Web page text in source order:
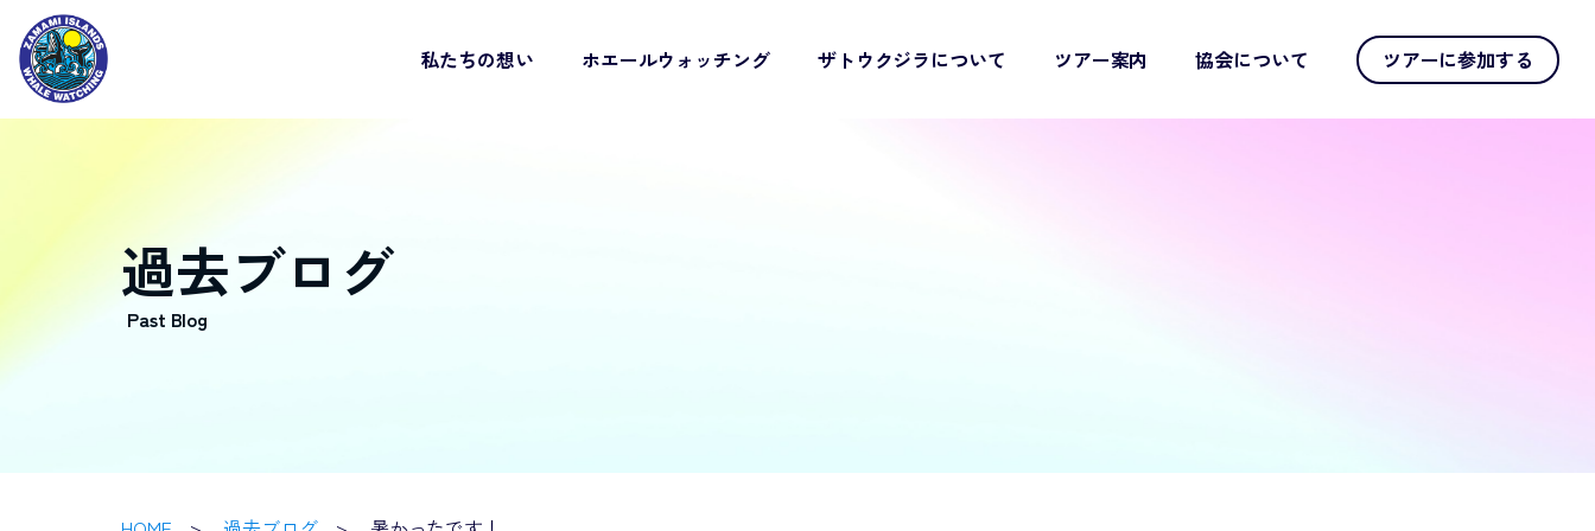
私たちの想い ホエールウォッチング ザトウクジラについて ツアー案内 協会について ツアーに参加する
過去ブログ